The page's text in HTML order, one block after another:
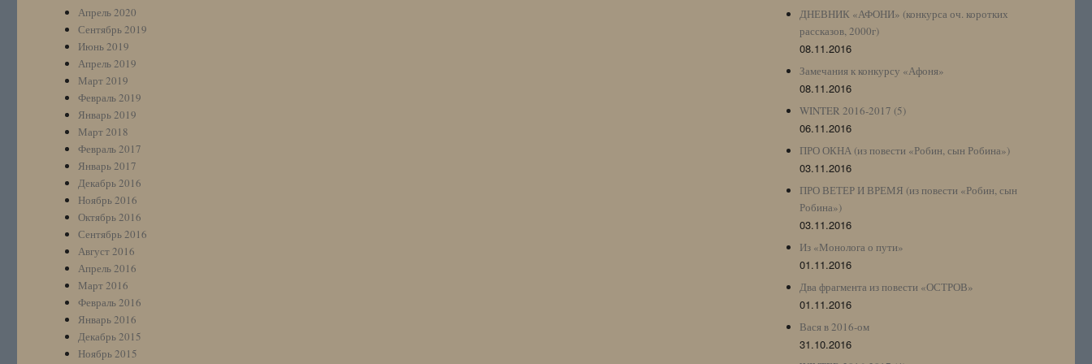
Апрель 2020
Сентябрь 2019
Июнь 2019
Апрель 2019
Март 2019
Февраль 2019
Январь 2019
Март 2018
Февраль 2017
Январь 2017
Декабрь 2016
Ноябрь 2016
Октябрь 2016
Сентябрь 2016
Август 2016
Апрель 2016
Март 2016
Февраль 2016
Январь 2016
Декабрь 2015
Ноябрь 2015
ДНЕВНИК «АФОНИ» (конкурса оч. коротких
рассказов, 2000г)
08.11.2016
Замечания к конкурсу «Афоня»
08.11.2016
WINTER 2016-2017 (5)
06.11.2016
ПРО ОКНА (из повести «Робин, сын Робина»)
03.11.2016
ПРО ВЕТЕР И ВРЕМЯ (из повести «Робин, сын
Робина»)
03.11.2016
Из «Монолога о пути»
01.11.2016
Два фрагмента из повести «ОСТРОВ»
01.11.2016
Вася в 2016-ом
31.10.2016